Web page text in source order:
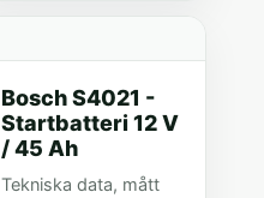
Bosch S4021 -
Startbatteri 12 V
/ 45 Ah
Tekniska data, mått